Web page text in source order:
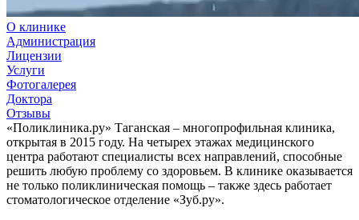
О клинике
Администрация
Лицензии
Услуги
Фотогалерея
Доктора
Отзывы
«Поликлиника.ру» Таганская – многопрофильная клиника,
открытая в 2015 году. На четырех этажах медицинского
центра работают специалисты всех направлений, способные
решить любую проблему со здоровьем. В клинике оказывается
не только поликлиническая помощь – также здесь работает
стоматологическое отделение «Зуб.ру».